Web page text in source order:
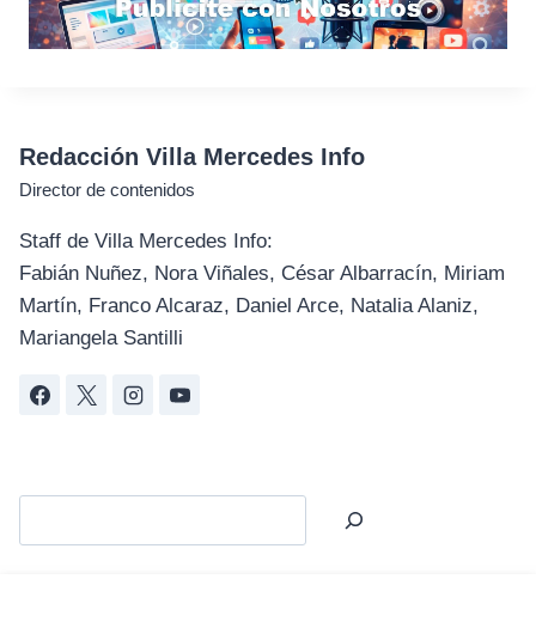
Redacción Villa Mercedes Info
Director de contenidos
Staff de Villa Mercedes Info:
Fabián Nuñez, Nora Viñales, César Albarracín, Miriam
Martín, Franco Alcaraz, Daniel Arce, Natalia Alaniz,
Mariangela Santilli